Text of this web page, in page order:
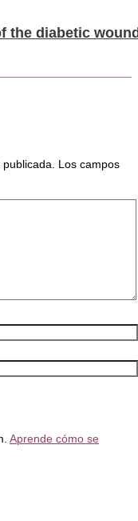
the diabetic
Los campos
Aprende cómo se